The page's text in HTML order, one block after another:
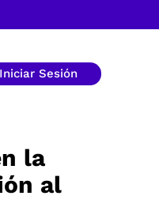
Iniciar Sesión
la
al